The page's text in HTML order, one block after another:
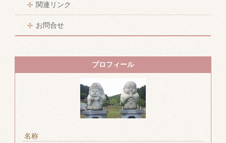
関連リンク
お問合せ
プロフィール
名称